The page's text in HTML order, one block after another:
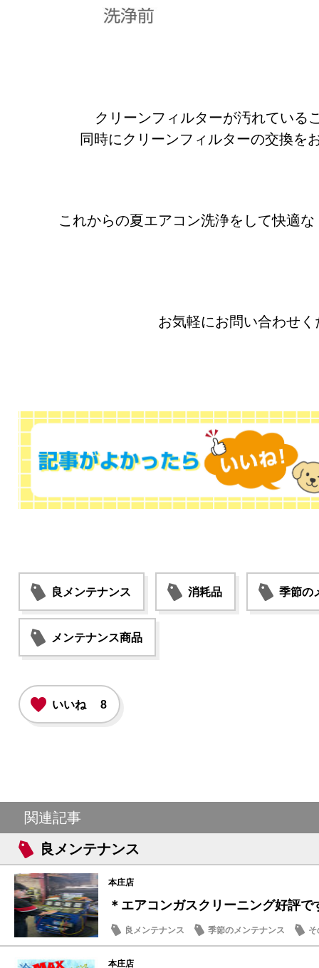
クリーンフィルターが汚れている
同時にクリーンフィルターの交換を
これからの夏エアコン洗浄をして快適
お気軽にお問い合わせく
良メンテナンス 消耗品 季節の
メンテナンス商品
いいね 8
関連記事
良メンテナンス
本庄店
＊エアコンガスクリーニング好評で
良メンテナンス 季節のメンテナンス そ
本庄店